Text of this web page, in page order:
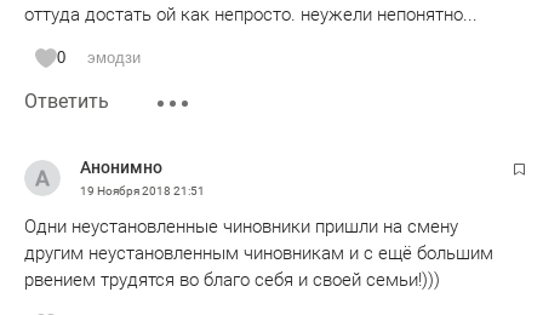
оттуда достать ой как непросто. неужели непонятно...
0 эмодзи
Ответить
Анонимно
19 Ноября 2018 21:51
Одни неустановленные чиновники пришли на смену
другим неустановленным чиновникам и с ещё большим
рвением трудятся во благо себя и своей семьи!)))